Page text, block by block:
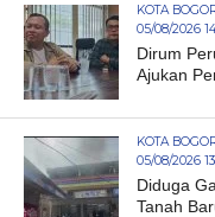
KOTA
05/08/2026
Dirum
Ajukan
KOTA
05/08/2026
Diduga
Tanah